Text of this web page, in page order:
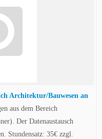
Architektur/Bauwesen an
aus dem Bereich
Der Datenaustausch
Stundensatz: 35€ zzgl.